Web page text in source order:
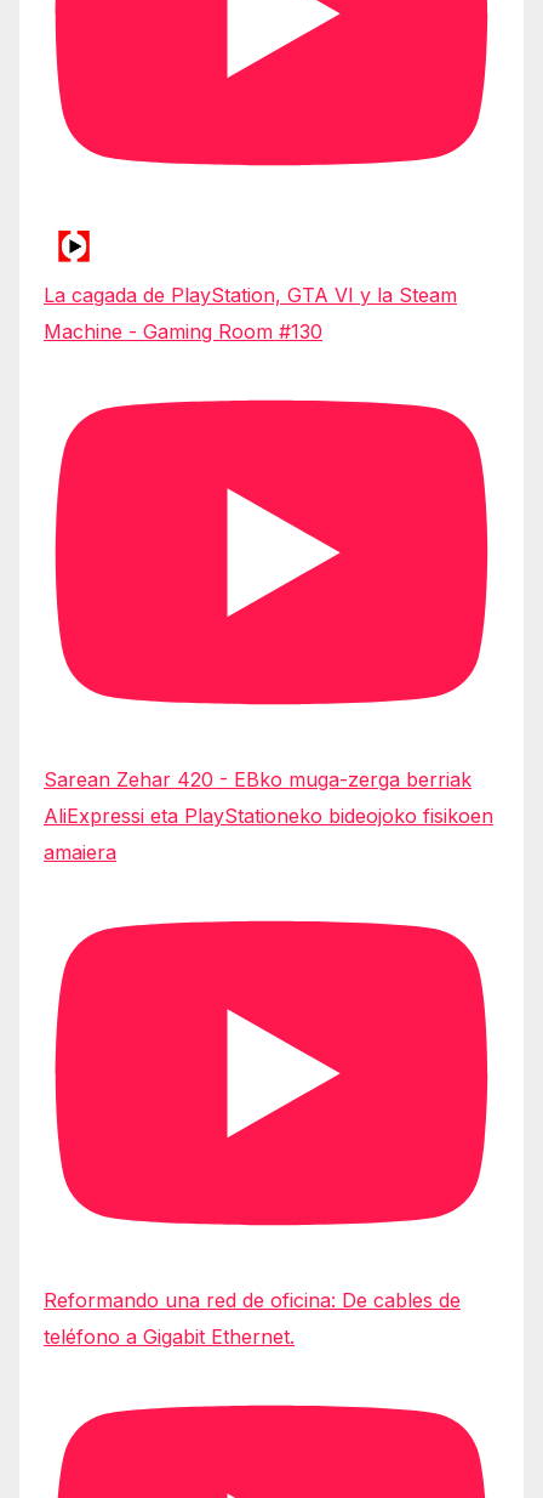
La cagada de PlayStation, GTA VI y la Steam
Machine - Gaming Room #130
Sarean Zehar 420 - EBko muga-zerga berriak
AliExpressi eta PlayStationeko bideojoko fisikoen
amaiera
Reformando una red de oficina: De cables de
teléfono a Gigabit Ethernet.